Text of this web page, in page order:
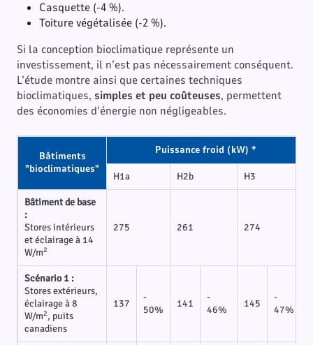
Casquette (-4 %).
Toiture végétalisée (-2 %).
Si la conception bioclimatique représente un
investissement, il n’est pas nécessairement conséquent.
L’étude montre ainsi que certaines techniques
bioclimatiques, simples et peu coûteuses, permettent
des économies d’énergie non négligeables.
Bâtiments
"bioclimatiques"
Puissance froid (kW) *
H1a H2b H3
Bâtiment de base
:
Stores intérieurs
et éclairage à 14
W/m2
275 261 274
Scénario 1 :
Stores extérieurs,
éclairage à 8
W/m2, puits
canadiens
137
-
50%
141
-
46%
145
-
47%